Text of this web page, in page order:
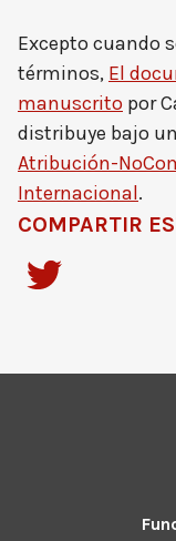
Excepto cuando
términos, El
manuscrito por
distribuye bajo
Atribución-
Internacional.
COMPARTIR